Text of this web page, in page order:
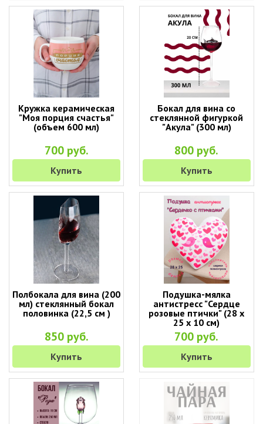
Кружка керамическая
"Моя порция счастья"
(объем 600 мл)
700 руб.
Купить
Бокал для вина со
стеклянной фигуркой
"Акула" (300 мл)
800 руб.
Купить
Полбокала для вина (200
мл) стеклянный бокал
половинка (22,5 см )
850 руб.
Купить
Подушка-мялка
антистресс "Сердце
розовые птички" (28 х
25 х 10 см)
700 руб.
Купить